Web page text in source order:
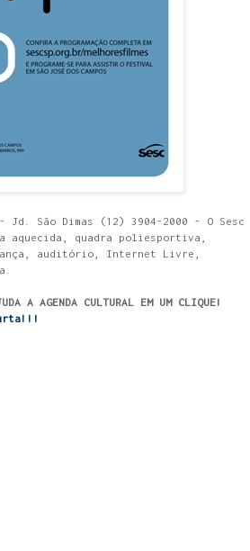
- Jd. São Dimas (12) 3904-2000 - O Sesc
aquecida, quadra poliesportiva,
auditório, Internet Livre,
A AGENDA CULTURAL EM UM CLIQUE!